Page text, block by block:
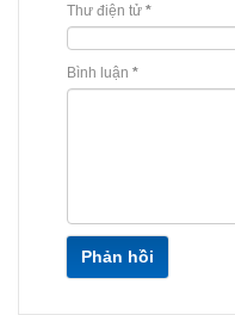
Thư điện tử *
Bình luận *
Phản hồi